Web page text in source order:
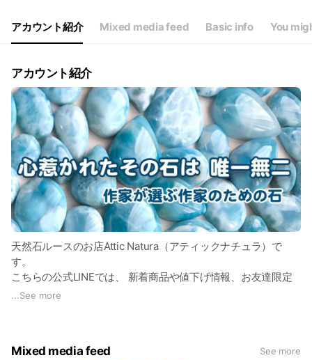
アカウント紹介 Mixed media feed Basic info You
アカウント紹介
天然石ルースのお店Attic Natura（アティックナチュラ）で
す。
こちらの公式LINEでは、 新着商品や値下げ情報、お友達限定
クーポンコードなど、お友達トークにていち早くお知らせして
...See more
Mixed media feed See more